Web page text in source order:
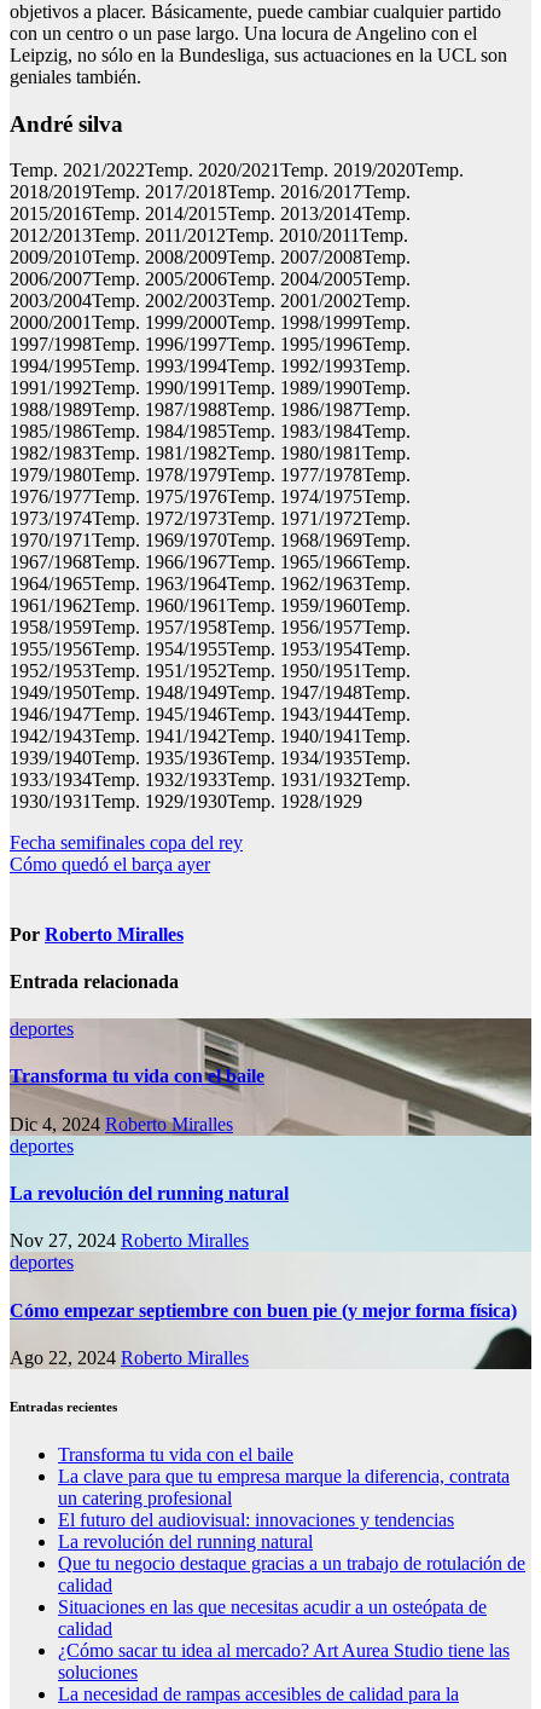
objetivos a placer. Básicamente, puede cambiar cualquier partido
con un centro o un pase largo. Una locura de Angelino con el
Leipzig, no sólo en la Bundesliga, sus actuaciones en la UCL son
geniales también.
andré silva
Temp. 2021/2022Temp. 2020/2021Temp. 2019/2020Temp.
2018/2019Temp. 2017/2018Temp. 2016/2017Temp.
2015/2016Temp. 2014/2015Temp. 2013/2014Temp.
2012/2013Temp. 2011/2012Temp. 2010/2011Temp.
2009/2010Temp. 2008/2009Temp. 2007/2008Temp.
2006/2007Temp. 2005/2006Temp. 2004/2005Temp.
2003/2004Temp. 2002/2003Temp. 2001/2002Temp.
2000/2001Temp. 1999/2000Temp. 1998/1999Temp.
1997/1998Temp. 1996/1997Temp. 1995/1996Temp.
1994/1995Temp. 1993/1994Temp. 1992/1993Temp.
1991/1992Temp. 1990/1991Temp. 1989/1990Temp.
1988/1989Temp. 1987/1988Temp. 1986/1987Temp.
1985/1986Temp. 1984/1985Temp. 1983/1984Temp.
1982/1983Temp. 1981/1982Temp. 1980/1981Temp.
1979/1980Temp. 1978/1979Temp. 1977/1978Temp.
1976/1977Temp. 1975/1976Temp. 1974/1975Temp.
1973/1974Temp. 1972/1973Temp. 1971/1972Temp.
1970/1971Temp. 1969/1970Temp. 1968/1969Temp.
1967/1968Temp. 1966/1967Temp. 1965/1966Temp.
1964/1965Temp. 1963/1964Temp. 1962/1963Temp.
1961/1962Temp. 1960/1961Temp. 1959/1960Temp.
1958/1959Temp. 1957/1958Temp. 1956/1957Temp.
1955/1956Temp. 1954/1955Temp. 1953/1954Temp.
1952/1953Temp. 1951/1952Temp. 1950/1951Temp.
1949/1950Temp. 1948/1949Temp. 1947/1948Temp.
1946/1947Temp. 1945/1946Temp. 1943/1944Temp.
1942/1943Temp. 1941/1942Temp. 1940/1941Temp.
1939/1940Temp. 1935/1936Temp. 1934/1935Temp.
1933/1934Temp. 1932/1933Temp. 1931/1932Temp.
1930/1931Temp. 1929/1930Temp. 1928/1929
Navegación
de
Fecha semifinales copa del rey
Cómo quedó el barça ayer
Por Roberto Miralles
Entrada relacionada
deportes
Transforma tu vida con el baile
Dic 4, 2024 Roberto Miralles
deportes
La revolución del running natural
Nov 27, 2024 Roberto Miralles
deportes
Cómo empezar septiembre con buen pie (y mejor forma física)
Ago 22, 2024 Roberto Miralles
Entradas recientes
Transforma tu vida con el baile
La clave para que tu empresa marque la diferencia, contrata
un catering profesional
El futuro del audiovisual: innovaciones y tendencias
La revolución del running natural
Que tu negocio destaque gracias a un trabajo de rotulación de
calidad
Situaciones en las que necesitas acudir a un osteópata de
calidad
¿Cómo sacar tu idea al mercado? Art Aurea Studio tiene las
soluciones
La necesidad de rampas accesibles de calidad para la